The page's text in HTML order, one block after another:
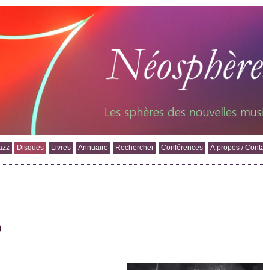
Disques Livres Annuaire Rechercher Conférences À propos /